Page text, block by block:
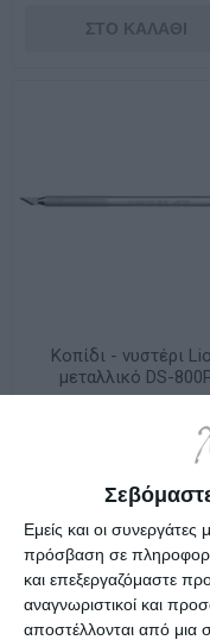
Εμείς και οι
πρόσβαση σε
και επεξεργαζόμαστε
αναγνωριστικοί και
αποστέλλονται από μια
Κοπίδι - νυστέρι
μεταλλικό DS-